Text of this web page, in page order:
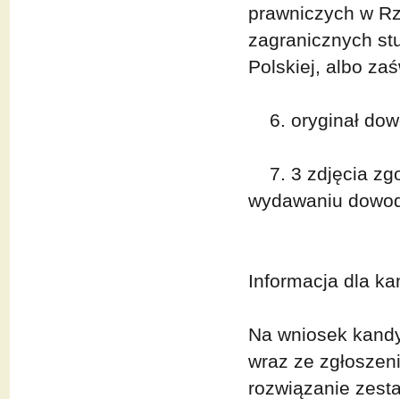
prawniczych w
zagranicznych
Polskiej, albo
6. oryginał
7. 3 zdjęcia
wydawaniu
Informacja dla
Na wniosek
wraz ze
rozwiązanie